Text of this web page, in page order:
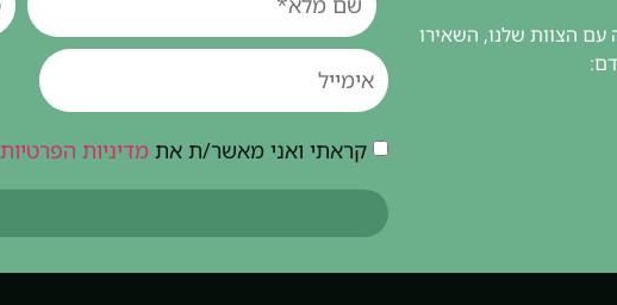
עם הצוות שלנו, השאירו
קראתי ואני מאשר/ת את מדיניות הפרטיות